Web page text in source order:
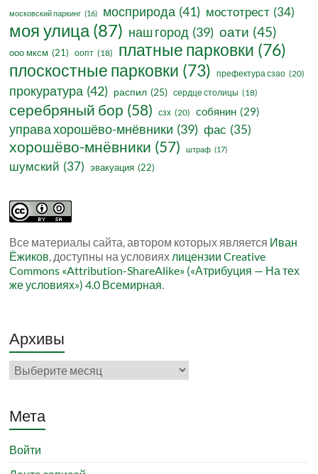
московский паркинг (16) мосприрода (41) мостотрест (34)
моя улица (87) наш город (39) оати (45)
ооо мксм (21) оопт (18) платные парковки (76)
плоскостные парковки (73) префектура сзао (20)
прокуратура (42) распил (25) сердце столицы (18)
серебряный бор (58) сзх (20) собянин (29)
управа хорошёво-мнёвники (39) фас (35)
хорошёво-мнёвники (57) штраф (17)
шумский (37) эвакуация (22)
Все материалы сайта, автором которых является Иван
Ёжиков , доступны на условиях лицензии Creative
Commons «Attribution-ShareAlike» («Атрибуция — На тех
же условиях») 4.0 Всемирная
Архивы
Архивы
Мета
Войти